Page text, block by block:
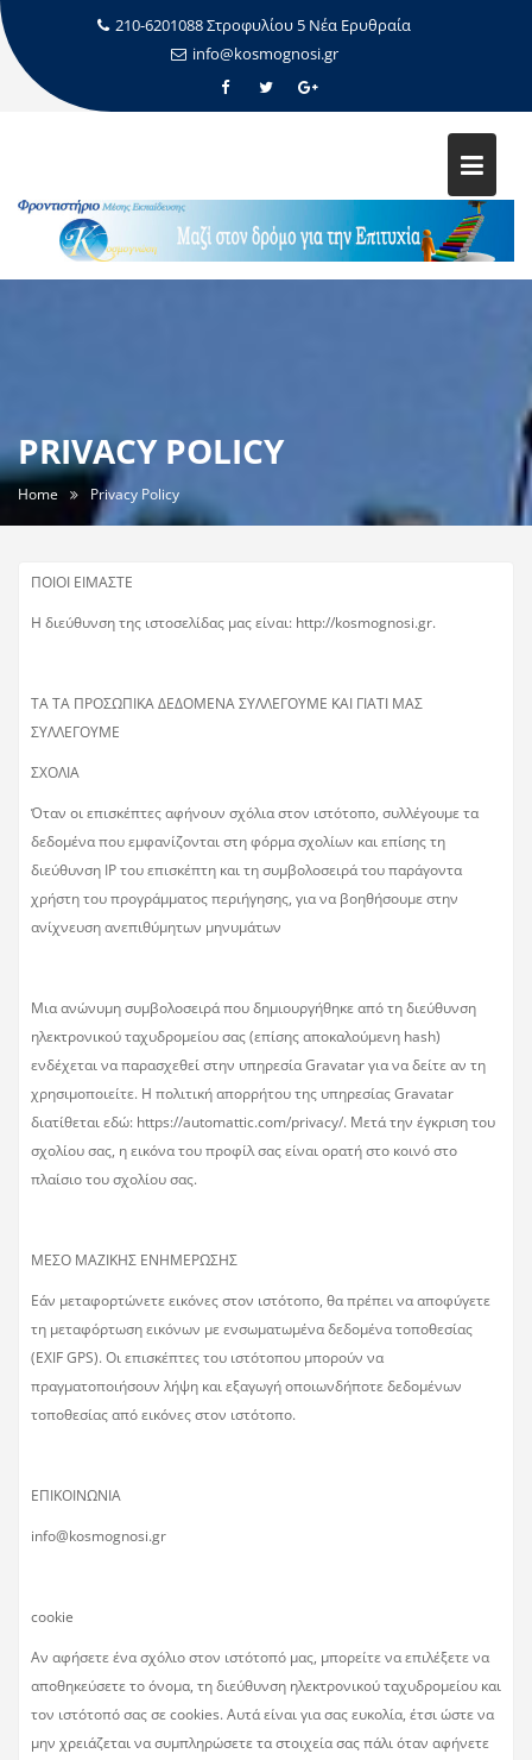
210-6201088 Στροφυλίου 5 Νέα Ερυθραία
info@kosmognosi.gr
PRIVACY POLICY
Home Privacy Policy
ΠΟΙΟΙ ΕΙΜΑΣΤΕ
Η διεύθυνση της ιστοσελίδας μας είναι: http://kosmognosi.gr.
ΤΑ ΤΑ ΠΡΟΣΩΠΙΚΑ ΔΕΔΟΜΕΝΑ ΣΥΛΛΕΓΟΥΜΕ ΚΑΙ ΓΙΑΤΙ ΜΑΣ
ΣΥΛΛΕΓΟΥΜΕ
ΣΧΟΛΙΑ
Όταν οι επισκέπτες αφήνουν σχόλια στον ιστότοπο, συλλέγουμε τα
δεδομένα που εμφανίζονται στη φόρμα σχολίων και επίσης τη
διεύθυνση IP του επισκέπτη και τη συμβολοσειρά του παράγοντα
χρήστη του προγράμματος περιήγησης, για να βοηθήσουμε στην
ανίχνευση ανεπιθύμητων μηνυμάτων
Μια ανώνυμη συμβολοσειρά που δημιουργήθηκε από τη διεύθυνση
ηλεκτρονικού ταχυδρομείου σας (επίσης αποκαλούμενη hash)
ενδέχεται να παρασχεθεί στην υπηρεσία Gravatar για να δείτε αν τη
χρησιμοποιείτε. Η πολιτική απορρήτου της υπηρεσίας Gravatar
διατίθεται εδώ: https://automattic.com/privacy/. Μετά την έγκριση του
σχολίου σας, η εικόνα του προφίλ σας είναι ορατή στο κοινό στο
πλαίσιο του σχολίου σας.
ΜΕΣΟ ΜΑΖΙΚΗΣ ΕΝΗΜΕΡΩΣΗΣ
Εάν μεταφορτώνετε εικόνες στον ιστότοπο, θα πρέπει να αποφύγετε
τη μεταφόρτωση εικόνων με ενσωματωμένα δεδομένα τοποθεσίας
(EXIF GPS). Οι επισκέπτες του ιστότοπου μπορούν να
πραγματοποιήσουν λήψη και εξαγωγή οποιωνδήποτε δεδομένων
τοποθεσίας από εικόνες στον ιστότοπο.
ΕΠΙΚΟΙΝΩΝΙΑ
info@kosmognosi.gr
cookie
Αν αφήσετε ένα σχόλιο στον ιστότοπό μας, μπορείτε να επιλέξετε να
αποθηκεύσετε το όνομα, τη διεύθυνση ηλεκτρονικού ταχυδρομείου και
τον ιστότοπό σας σε cookies. Αυτά είναι για σας ευκολία, έτσι ώστε να
μην χρειάζεται να συμπληρώσετε τα στοιχεία σας πάλι όταν αφήνετε